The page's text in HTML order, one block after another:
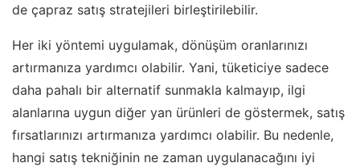
de çapraz satış stratejileri birleştirilebilir.
Her iki yöntemi uygulamak, dönüşüm oranlarınızı
artırmanıza yardımcı olabilir. Yani, tüketiciye sadece
daha pahalı bir alternatif sunmakla kalmayıp, ilgi
alanlarına uygun diğer yan ürünleri de göstermek, satış
fırsatlarınızı artırmanıza yardımcı olabilir. Bu nedenle,
hangi satış tekniğinin ne zaman uygulanacağını iyi